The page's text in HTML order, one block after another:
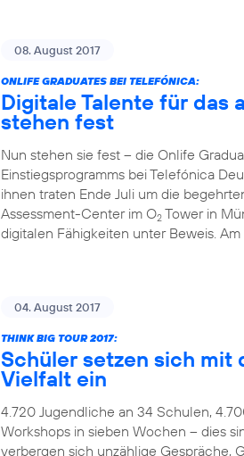
08. August 2017
ONLIFE GRADUATES BEI TELEFÓNICA:
Digitale Talente für das
stehen fest
Nun stehen sie fest – die Onlife
Einstiegsprogramms bei Telefónica
ihnen traten Ende Juli um die
Assessment-Center im O2 Tower in
digitalen Fähigkeiten unter Beweis.
04. August 2017
THINK BIG TOUR 2017:
Schüler setzen sich mit
Vielfalt ein
4.720 Jugendliche an 34 Schulen,
Workshops in sieben Wochen – dies
verbergen sich unzählige Gespräche,